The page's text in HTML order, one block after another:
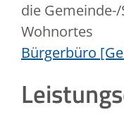
die
Wohnortes
Bürgerbüro